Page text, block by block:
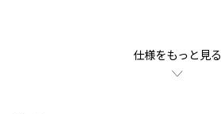
仕様をもっと見る